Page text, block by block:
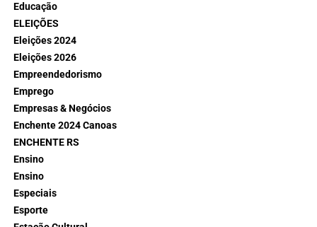
Educação
ELEIÇÕES
Eleições 2024
Eleições 2026
Empreendedorismo
Emprego
Empresas & Negócios
Enchente 2024 Canoas
ENCHENTE RS
Ensino
Ensino
Especiais
Esporte